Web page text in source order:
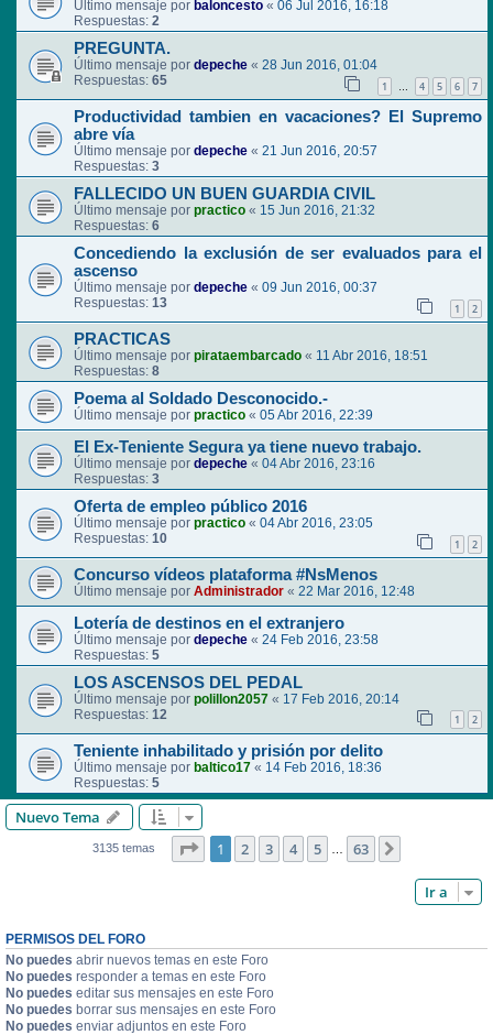
Último mensaje por baloncesto « 06 Jul 2016, 16:18
Respuestas: 2
PREGUNTA.
Último mensaje por depeche « 28 Jun 2016, 01:04
Respuestas: 65 1 … 4 5 6 7
Productividad tambien en vacaciones? El Supremo
abre vía
Último mensaje por depeche « 21 Jun 2016, 20:57
Respuestas: 3
FALLECIDO UN BUEN GUARDIA CIVIL
Último mensaje por practico « 15 Jun 2016, 21:32
Respuestas: 6
Concediendo la exclusión de ser evaluados para el
ascenso
Último mensaje por depeche « 09 Jun 2016, 00:37
Respuestas: 13 1 2
PRACTICAS
Último mensaje por pirataembarcado « 11 Abr 2016, 18:51
Respuestas: 8
Poema al Soldado Desconocido.-
Último mensaje por practico « 05 Abr 2016, 22:39
El Ex-Teniente Segura ya tiene nuevo trabajo.
Último mensaje por depeche « 04 Abr 2016, 23:16
Respuestas: 3
Oferta de empleo público 2016
Último mensaje por practico « 04 Abr 2016, 23:05
Respuestas: 10 1 2
Concurso vídeos plataforma #NsMenos
Último mensaje por Administrador « 22 Mar 2016, 12:48
Lotería de destinos en el extranjero
Último mensaje por depeche « 24 Feb 2016, 23:58
Respuestas: 5
LOS ASCENSOS DEL PEDAL
Último mensaje por polillon2057 « 17 Feb 2016, 20:14
Respuestas: 12 1 2
Teniente inhabilitado y prisión por delito
Último mensaje por baltico17 « 14 Feb 2016, 18:36
Respuestas: 5
Nuevo Tema
3135 temas Página de 63
1 2 3 4 5 63
Ir a
PERMISOS DEL FORO
No puedes abrir nuevos temas en este Foro
No puedes responder a temas en este Foro
No puedes editar sus mensajes en este Foro
No puedes borrar sus mensajes en este Foro
No puedes enviar adjuntos en este Foro